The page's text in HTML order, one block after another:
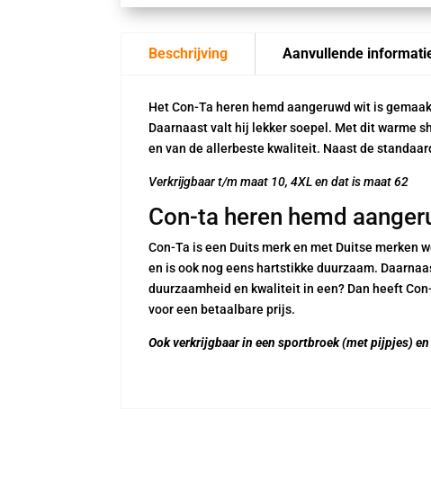
Beschrijving Aanvullende
Het Con-Ta heren hemd aangeruwd wit is
Daarnaast valt hij lekker soepel. Met dit warme
en van de allerbeste kwaliteit. Naast de
Verkrijgbaar t/m maat 10, 4XL en dat is maat 62
Con-ta heren hemd
Con-Ta is een Duits merk en met Duitse
en is ook nog eens hartstikke duurzaam.
duurzaamheid en kwaliteit in een? Dan heeft
voor een betaalbare prijs.
Ook verkrijgbaar in een sportbroek (met pijpjes)